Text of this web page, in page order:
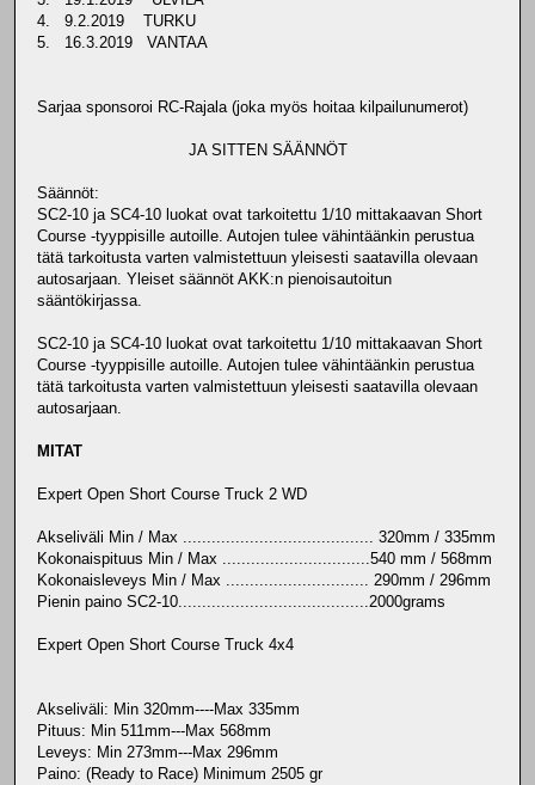
4. 9.2.2019 TURKU
5. 16.3.2019 VANTAA
Sarjaa sponsoroi RC-Rajala (joka myös hoitaa kilpailunumerot)
JA SITTEN SÄÄNNÖT
Säännöt:
SC2-10 ja SC4-10 luokat ovat tarkoitettu 1/10 mittakaavan Short
Course -tyyppisille autoille. Autojen tulee vähintäänkin perustua
tätä tarkoitusta varten valmistettuun yleisesti saatavilla olevaan
autosarjaan. Yleiset säännöt AKK:n pienoisautoitun
sääntökirjassa.
SC2-10 ja SC4-10 luokat ovat tarkoitettu 1/10 mittakaavan Short
Course -tyyppisille autoille. Autojen tulee vähintäänkin perustua
tätä tarkoitusta varten valmistettuun yleisesti saatavilla olevaan
autosarjaan.
MITAT
Expert Open Short Course Truck 2 WD
Akseliväli Min / Max ........................................ 320mm / 335mm
Kokonaispituus Min / Max ...............................540 mm / 568mm
Kokonaisleveys Min / Max .............................. 290mm / 296mm
Pienin paino SC2-10........................................2000grams
Expert Open Short Course Truck 4x4
Akseliväli: Min 320mm----Max 335mm
Pituus: Min 511mm---Max 568mm
Leveys: Min 273mm---Max 296mm
Paino: (Ready to Race) Minimum 2505 gr